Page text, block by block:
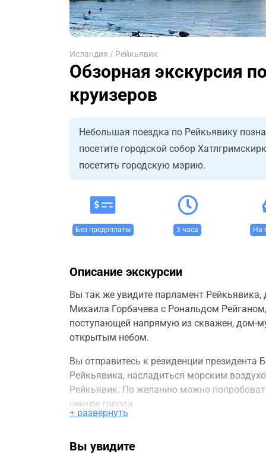
Исландия / Рейкьявик
Обзорная экскурсия
круизеров
Небольшая поездка по Рейкьявику
посетите городской собор
посетить городскую мэрию.
Без предоплаты 3 часа На
Описание экскурсии
Вы так же увидите парламент
Михаила Горбачева с Рональдом
поступающей напрямую из скважен, дом-
открытым небом.
Вы отправитесь к резиденции президента
Рейкьявика, насладиться морским
Рейкьявик. По желанию можно
центре города.
+ развернуть
Вы увидите